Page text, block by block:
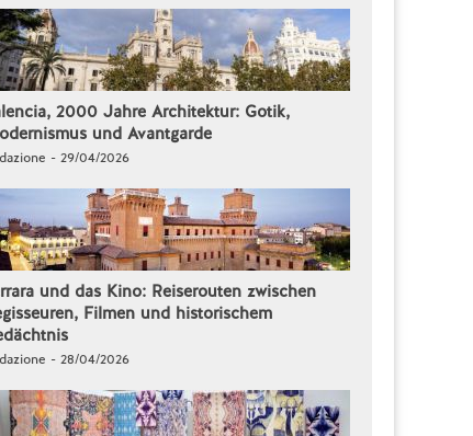
2000 Jahre Architektur: Gotik,
und Avantgarde
- 29/04/2026
und das Kino: Reiserouten zwischen
Filmen und historischem
- 28/04/2026